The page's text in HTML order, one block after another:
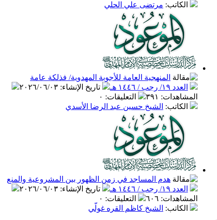
الكاتب: مرتضى علي الحلي
المنهجية العامة للأجوبة المهدوية/ فذلكة عامة
العدد ١٩/ رجب / ١٤٤٦ هـ
تاريخ الإنشاء: ٢٠٢٦/٠٦/٠٣
المشاهدات: ٣٩١ التعليقات: ٠
الكاتب: الشيخ حسين عبد الرضا الأسدي
هدم المساجد في زمن الظهور بين المشروعية والمنع
العدد ١٩/ رجب / ١٤٤٦ هـ
تاريخ الإنشاء: ٢٠٢٦/٠٦/٠٣
المشاهدات: ٦٠٦ التعليقات: ٠
الكاتب: الشيخ كاظم القره غولّي